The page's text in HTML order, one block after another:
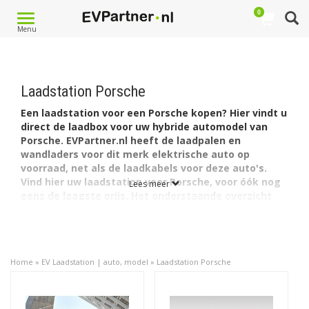
Toggle
navigation
Menu
0
Laadstation Porsche
Een laadstation voor een Porsche kopen? Hier vindt u
direct de laadbox voor uw hybride automodel van
Porsche. EVPartner.nl heeft de laadpalen en
wandladers voor dit merk elektrische auto op
voorraad, net als de laadkabels voor deze auto's.
Vind hier uw laadstation voor Porsche, voor óók nog
de Porsche Cayenne S E-Hybrid en de Porsche Panamera S
E-Hybrid. Daarnaast heeft Porsche één volledig elektrische
De
Porsche Cayenne S E-Hybrid
Lees meer
Home » EV Laadstation | auto, model » Laadstation Porsche